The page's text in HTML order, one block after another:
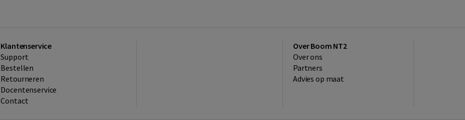
Klantenservice
Support
Bestellen
​Retourneren
Docentenservice
Contact
Over Boom NT2
Over ons
Partners
Advies op maat